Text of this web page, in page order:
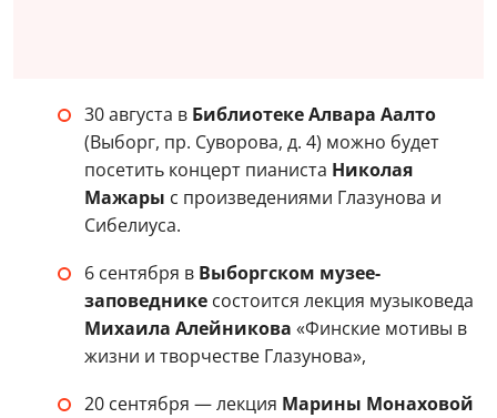
30 августа в Библиотеке Алвара Аалто
(Выборг, пр. Суворова, д. 4) можно будет
посетить концерт пианиста Николая
Мажары с произведениями Глазунова и
Сибелиуса.
6 сентября в Выборгском музее-
заповеднике состоится лекция музыковеда
Михаила Алейникова «Финские мотивы в
жизни и творчестве Глазунова»,
20 сентября — лекция Марины Монаховой